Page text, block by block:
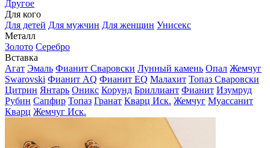
Другое
Для кого
Для детей Для мужчин Для женщин Унисекс
Металл
Золото Серебро
Вставка
Агат Эмаль Фианит Сваровски Лунный камень Опал Жемчуг
Swarovski Фианит AQ Фианит EQ Малахит Топаз Сваровски
Цитрин Янтарь Оникс Корунд Бриллиант Фианит Изумруд
Рубин Сапфир Топаз Гранат Кварц Иск. Жемчуг Муассанит
Кварц Жемчуг Иск.